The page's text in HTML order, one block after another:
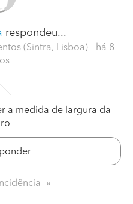
respondeu...
(Sintra, Lisboa) - há 8
a medida de largura da